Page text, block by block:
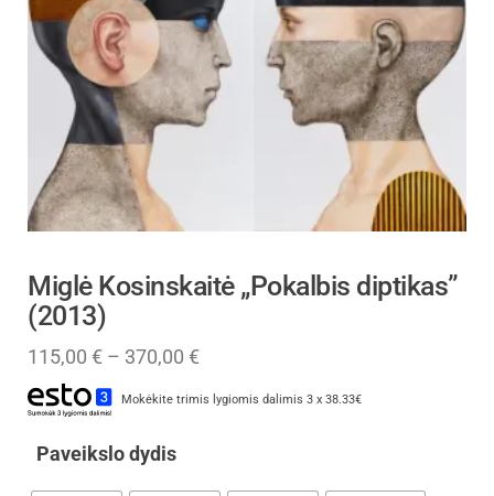
Miglė Kosinskaitė „Pokalbis diptikas”
(2013)
115,00 € – 370,00 €
Mokėkite trimis lygiomis dalimis 3 x 38.33€
Paveikslo dydis